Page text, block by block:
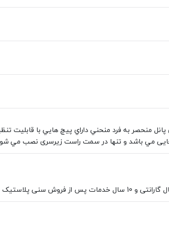
مي باشد و تنها در سمت راست زيرسری نصب مي